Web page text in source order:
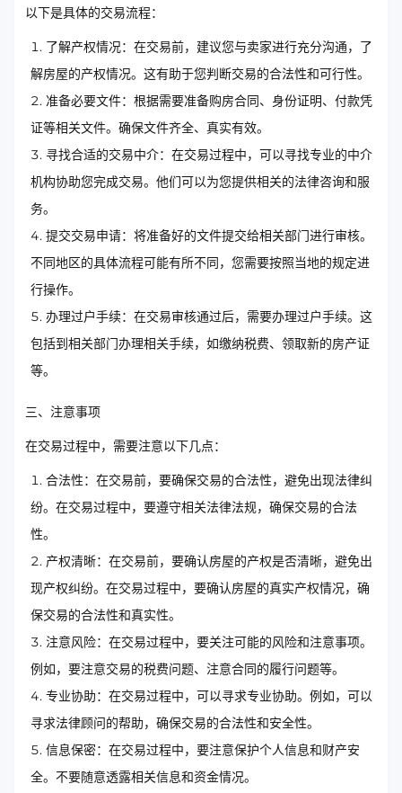
以下是具体的交易流程：
了解产权情况：在交易前，建议您与卖家进行充分沟通，了
解房屋的产权情况。这有助于您判断交易的合法性和可行性。
准备必要文件：根据需要准备购房合同、身份证明、付款凭
证等相关文件。确保文件齐全、真实有效。
寻找合适的交易中介：在交易过程中，可以寻找专业的中介
机构协助您完成交易。他们可以为您提供相关的法律咨询和服
务。
提交交易申请：将准备好的文件提交给相关部门进行审核。
不同地区的具体流程可能有所不同，您需要按照当地的规定进
行操作。
办理过户手续：在交易审核通过后，需要办理过户手续。这
包括到相关部门办理相关手续，如缴纳税费、领取新的房产证
等。
三、注意事项
在交易过程中，需要注意以下几点：
合法性：在交易前，要确保交易的合法性，避免出现法律纠
纷。在交易过程中，要遵守相关法律法规，确保交易的合法
性。
产权清晰：在交易前，要确认房屋的产权是否清晰，避免出
现产权纠纷。在交易过程中，要确认房屋的真实产权情况，确
保交易的合法性和真实性。
注意风险：在交易过程中，要关注可能的风险和注意事项。
例如，要注意交易的税费问题、注意合同的履行问题等。
专业协助：在交易过程中，可以寻求专业协助。例如，可以
寻求法律顾问的帮助，确保交易的合法性和安全性。
信息保密：在交易过程中，要注意保护个人信息和财产安
全。不要随意透露相关信息和资金情况。